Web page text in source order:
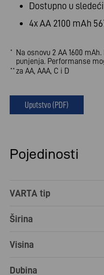
Dostupno u
4x AA 2100 mAh
*
Na osnovu 2 AA 1600
punjenja. Performanse
** za AA, AAA, C i D
Uputstvo (PDF)
Pojedinosti
VARTA tip
Širina
Visina
Dubina